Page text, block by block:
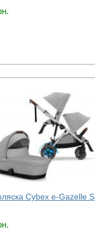
Cybex e-Gazelle S